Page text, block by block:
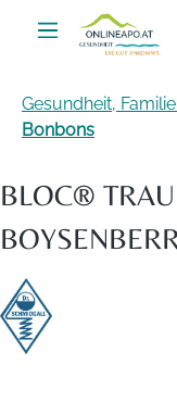
Zum Hauptinhalt
Gesundheit,
Bonbons
BLOC®